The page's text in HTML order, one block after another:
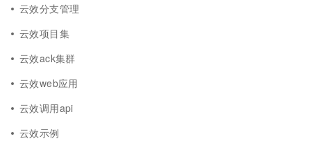
云效分支管理
云效项目集
云效ack集群
云效web应用
云效调用api
云效示例